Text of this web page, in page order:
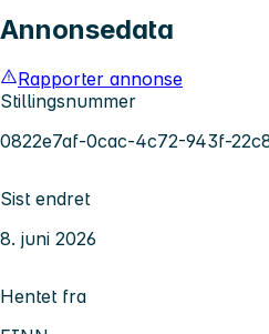
Annonsedata
Rapporter annonse
Stillingsnummer
0822e7af-0cac-4c72-943f-
Sist endret
8. juni 2026
Hentet fra